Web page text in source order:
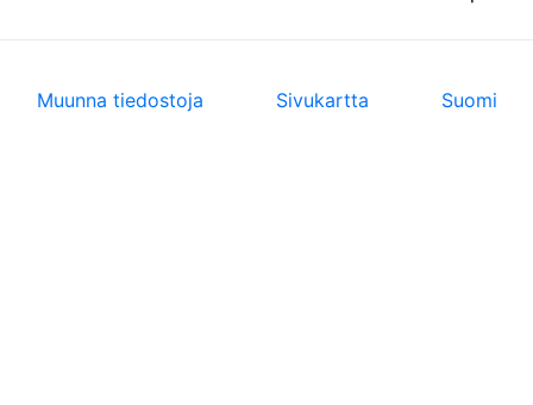
Muunna tiedostoja Sivukartta Suomi